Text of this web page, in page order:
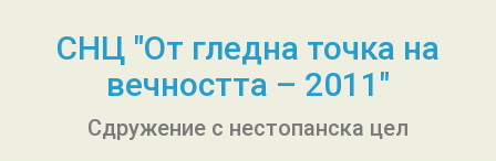
СНЦ "От гледна точка на
вечността – 2011"
Сдружение с нестопанска цел